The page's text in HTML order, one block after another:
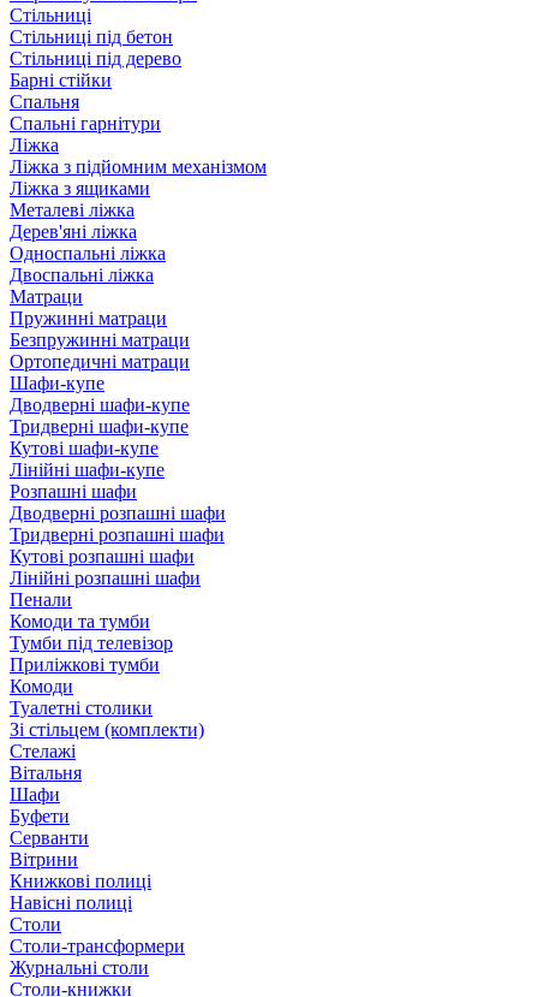
Стільниці
Стільниці під бетон
Стільниці під дерево
Барні стійки
Спальня
Спальні гарнітури
Ліжка
Ліжка з підйомним механізмом
Ліжка з ящиками
Металеві ліжка
Дерев'яні ліжка
Односпальні ліжка
Двоспальні ліжка
Матраци
Пружинні матраци
Безпружинні матраци
Ортопедичні матраци
Шафи-купе
Дводверні шафи-купе
Тридверні шафи-купе
Кутові шафи-купе
Лінійні шафи-купе
Розпашні шафи
Дводверні розпашні шафи
Тридверні розпашні шафи
Кутові розпашні шафи
Лінійні розпашні шафи
Пенали
Комоди та тумби
Тумби під телевізор
Приліжкові тумби
Комоди
Туалетні столики
Зі стільцем (комплекти)
Стелажі
Вітальня
Шафи
Буфети
Серванти
Вітрини
Книжкові полиці
Навісні полиці
Столи
Столи-трансформери
Журнальні столи
Столи-книжки